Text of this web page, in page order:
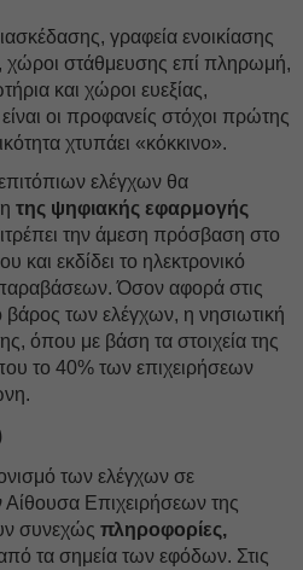
γραφεία ενοικίασης
χώροι στάθμευσης επί πληρωμή,
και χώροι ευεξίας,
οι προφανείς στόχοι πρώτης
χτυπάει «κόκκινο».
ελέγχων θα
της ψηφιακής εφαρμογής
την άμεση πρόσβαση στο
και εκδίδει το ηλεκτρονικό
Όσον αφορά στις
βάρος των ελέγχων, η νησιωτική
όπου με βάση τα στοιχεία της
το 40% των επιχειρήσεων
των ελέγχων σε
Επιχειρήσεων της
συνεχώς πληροφορίες,
τα σημεία των εφόδων. Στις